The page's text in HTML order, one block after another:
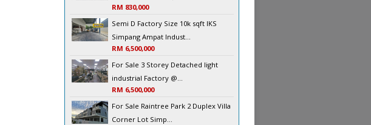
RM 830,000
Semi D Factory Size 10k sqft IKS
Simpang Ampat Indust...
RM 6,500,000
For Sale 3 Storey Detached light
industrial Factory @...
RM 6,500,000
For Sale Raintree Park 2 Duplex Villa
Corner Lot Simp...